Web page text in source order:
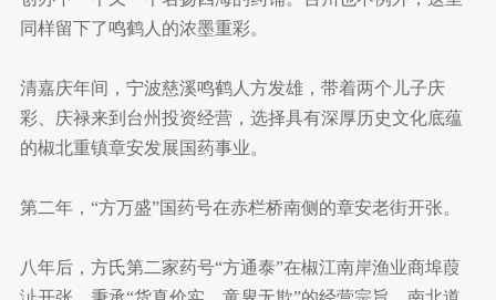
同样留下了鸣鹤人的浓墨重彩。
清嘉庆年间，宁波慈溪鸣鹤人方发雄，带着两个儿子庆
彩、庆禄来到台州投资经营，选择具有深厚历史文化底蕴
的椒北重镇章安发展国药事业。
第二年，“方万盛”国药号在赤栏桥南侧的章安老街开张。
八年后，方氏第二家药号“方通泰”在椒江南岸渔业商埠葭